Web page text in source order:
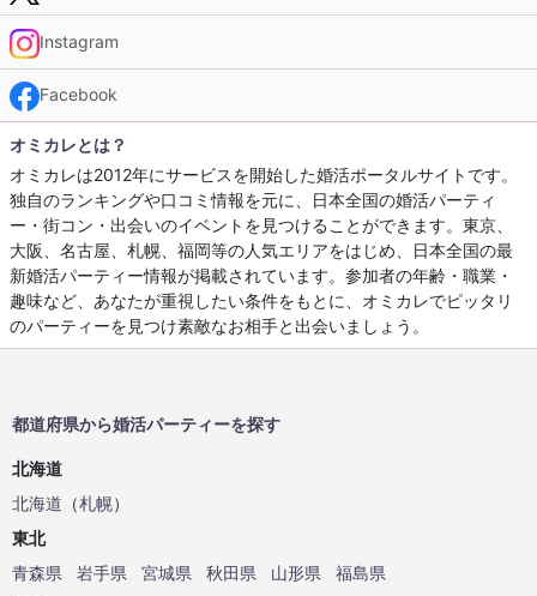
Instagram
Facebook
オミカレとは？
オミカレは2012年にサービスを開始した婚活ポータルサイトです。
独自のランキングや口コミ情報を元に、日本全国の婚活パーティ
ー・街コン・出会いのイベントを見つけることができます。東京、
大阪、名古屋、札幌、福岡等の人気エリアをはじめ、日本全国の最
新婚活パーティー情報が掲載されています。参加者の年齢・職業・
趣味など、あなたが重視したい条件をもとに、オミカレでピッタリ
のパーティーを見つけ素敵なお相手と出会いましょう。
都道府県から婚活パーティーを探す
北海道
北海道 （札幌）
東北
青森県
岩手県 宮城県 秋田県 山形県
福島県